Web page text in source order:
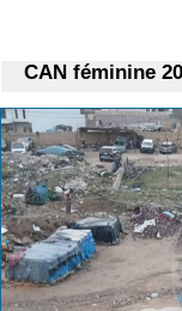
CAN féminine